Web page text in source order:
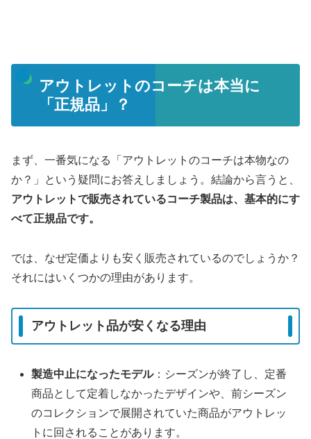
アウトレットのコーチは本当に
「正規品」？
まず、一番気になる「アウトレットのコーチは本物なの
か？」という疑問にお答えしましょう。結論から言うと、
アウトレットで販売されているコーチ製品は、基本的にす
べて正規品です。
では、なぜ定価よりも安く販売されているのでしょうか？
それにはいくつかの理由があります。
アウトレット品が安くなる理由
製造中止になったモデル：シーズンが終了し、定番
商品として定着しなかったデザインや、前シーズン
のコレクションで展開されていた商品がアウトレッ
トに回されることがあります。